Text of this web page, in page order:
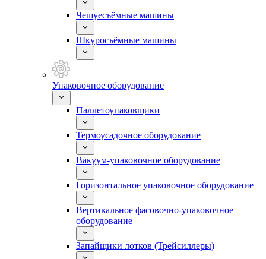
Чешуесъёмные машины
Шкуросъёмные машины
Упаковочное оборудование
Паллетоупаковщики
Термоусадочное оборудование
Вакуум-упаковочное оборудование
Горизонтальное упаковочное оборудование
Вертикальное фасовочно-упаковочное
оборудование
Запайщики лотков (Трейсиллеры)